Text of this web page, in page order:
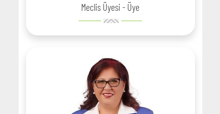
Meclis Üyesi - Üye